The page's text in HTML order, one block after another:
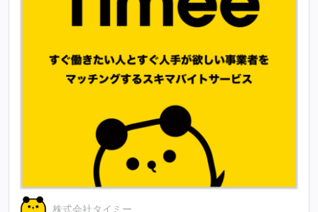
株式会社タイミー